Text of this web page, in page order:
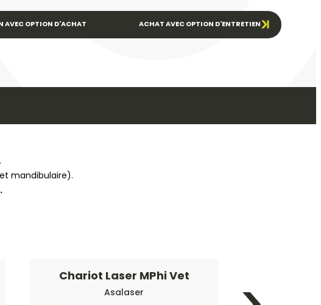
AVEC OPTION D'ACHAT ACHAT AVEC OPTION D'ENTRETIEN
mandibulaire).
Chariot Laser MPhi Vet
Asalaser